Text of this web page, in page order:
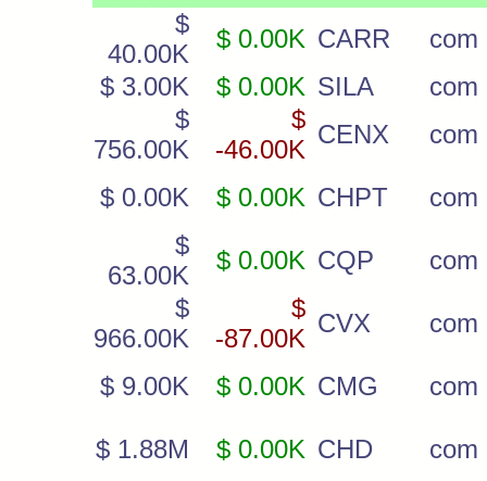
$
40.00K
$ 0.00K CARR
com
$ 3.00K
$ 0.00K SILA
com
$
756.00K
$
-46.00K
CENX com
$ 0.00K $ 0.00K CHPT
com
$
63.00K
$ 0.00K CQP
com
$
966.00K
$
-87.00K
CVX com
$ 9.00K $ 0.00K CMG com
$ 1.88M $ 0.00K CHD
com